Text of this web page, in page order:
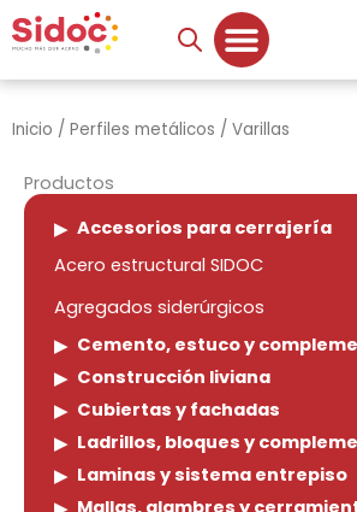
al
contenido
Inicio / Perfiles metálicos / Varillas
Productos
Accesorios para cerrajería
Acero estructural SIDOC
Agregados siderúrgicos
Cemento, estuco y
Construcción liviana
Cubiertas y fachadas
Ladrillos, bloques y
Laminas y sistema entrepiso